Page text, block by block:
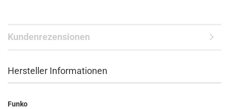
Kundenrezensionen
Hersteller Informationen
Funko